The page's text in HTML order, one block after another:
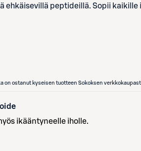
ehkäisevillä peptideillä. Sopii kaikille
on ostanut kyseisen tuotteen Sokoksen
ikääntyneelle iholle.